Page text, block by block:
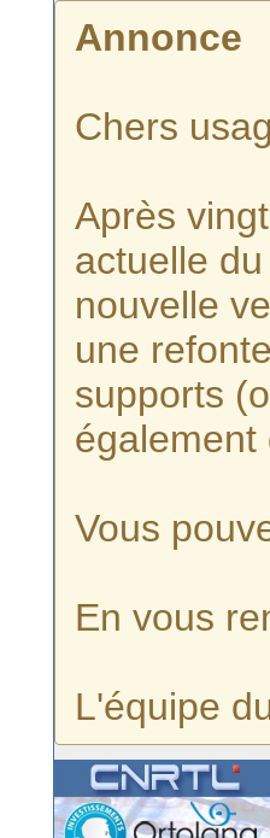
Annonce
Chers
Après
actuelle
nouvelle
une
supports
également
Vous
En vous
L'équipe